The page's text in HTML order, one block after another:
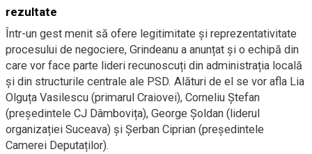
rezultate
Într-un gest menit să ofere legitimitate și reprezentativitate
procesului de negociere, Grindeanu a anunțat și o echipă din
care vor face parte lideri recunoscuți din administrația locală
și din structurile centrale ale PSD. Alături de el se vor afla Lia
Olguța Vasilescu (primarul Craiovei), Corneliu Ștefan
(președintele CJ Dâmbovița), George Șoldan (liderul
organizației Suceava) și Șerban Ciprian (președintele
Camerei Deputaților).